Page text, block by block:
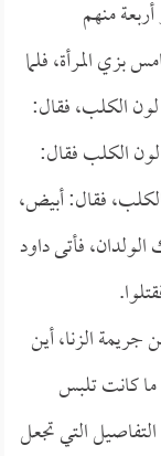
منهم
بزي المرأة، فلما
الكلب، فقال:
الكلب فقال:
فقال: أبيض،
الولدان، فأتى داود
الزنا، أين
كانت تلبس
التي تجعل